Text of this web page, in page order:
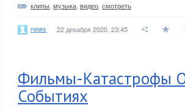
клипы музыка видео смотреть
news 22 декабря 2020, 23:45
Фильмы-Катастрофы
Событиях